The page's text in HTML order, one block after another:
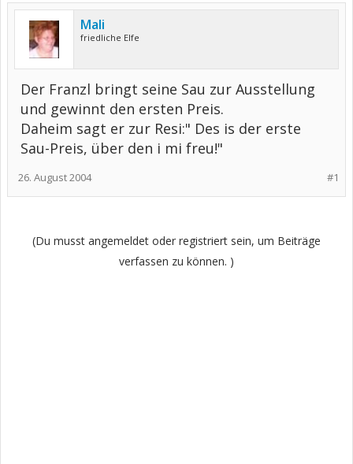
Mali
friedliche Elfe
Der Franzl bringt seine Sau zur Ausstellung
und gewinnt den ersten Preis.
Daheim sagt er zur Resi:" Des is der erste
Sau-Preis, über den i mi freu!"
#1
26. August 2004
(Du musst angemeldet oder registriert sein, um Beiträge
verfassen zu können. )